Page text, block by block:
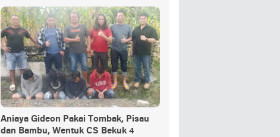
Aniaya Gideon Pakai Tombak, Pisau
dan Bambu, Wentuk CS Bekuk 4